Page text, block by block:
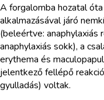
A forgalomba hozatal
alkalmazásával járó
(beleértve: anaphylaxiás
anaphylaxiás sokk), a
erythema és
jelentkező fellépő
gyulladás) voltak.